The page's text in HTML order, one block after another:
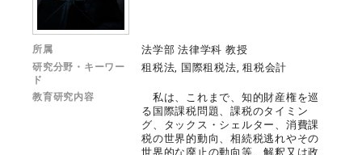
所属 法学部 法律学科 教授
研究分野・キーワー
ド
租税法, 国際租税法, 租税会計
教育研究内容
私は、これまで、知的財産権を巡
る国際課税問題、課税のタイミン
グ、タックス・シェルター、消費課
税の世界的動向、相続税逃れやその
世界的な廃止の動向等、解釈又は政